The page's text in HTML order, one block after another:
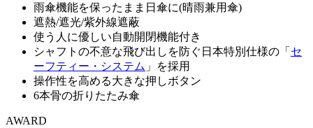
雨傘機能を保ったまま日傘に(晴雨兼用傘)
遮熱/遮光/紫外線遮蔽
使う人に優しい自動開閉機能付き
シャフトの不意な飛び出しを防ぐ日本特別仕様の「 セ
ーフティー・システム 」を採用
操作性を高める大きな押しボタン
6本骨の折りたたみ傘
AWARD